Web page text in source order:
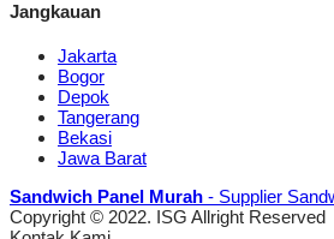
Jangkauan
Jakarta
Bogor
Depok
Tangerang
Bekasi
Jawa Barat
Sandwich Panel Murah - Supplier
Copyright © 2022. ISG Allright Reserved